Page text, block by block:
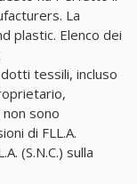
La
plastic. Elenco dei
tessili, incluso
sono
di FLL.A.
(S.N.C.) sulla